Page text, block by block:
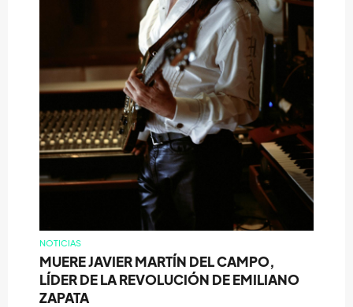
NOTICIAS
MUERE JAVIER MARTÍN DEL CAMPO,
LÍDER DE LA REVOLUCIÓN DE EMILIANO
ZAPATA